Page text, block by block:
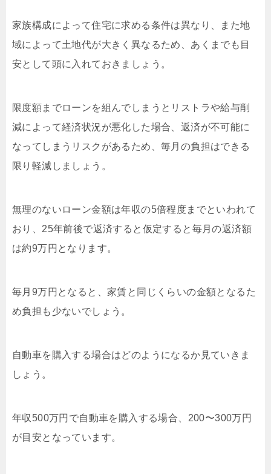
家族構成によって住宅に求める条件は異なり、また地
域によって土地代が大きく異なるため、あくまでも目
安として頭に入れておきましょう。
限度額までローンを組んでしまうとリストラや給与削
減によって経済状況が悪化した場合、返済が不可能に
なってしまうリスクがあるため、毎月の負担はできる
限り軽減しましょう。
無理のないローン金額は年収の5倍程度までといわれて
おり、25年前後で返済すると仮定すると毎月の返済額
は約9万円となります。
毎月9万円となると、家賃と同じくらいの金額となるた
め負担も少ないでしょう。
自動車を購入する場合はどのようになるか見ていきま
しょう。
年収500万円で自動車を購入する場合、200〜300万円
が目安となっています。